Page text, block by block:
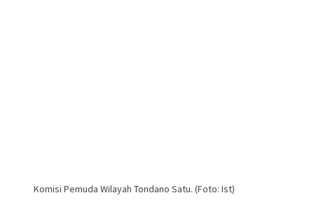
Komisi Pemuda Wilayah Tondano Satu. (Foto: Ist)